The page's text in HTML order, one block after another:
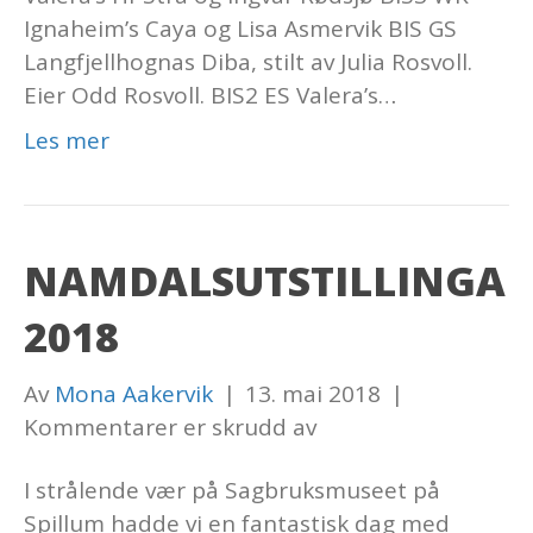
Ignaheim’s Caya og Lisa Asmervik BIS GS
Langfjellhognas Diba, stilt av Julia Rosvoll.
Eier Odd Rosvoll. BIS2 ES Valera’s…
Les mer
NAMDALSUTSTILLINGA
2018
Av Mona Aakervik | 13. mai 2018 |
Kommentarer er skrudd avfor
2018
I strålende vær på Sagbruksmuseet på
Spillum hadde vi en fantastisk dag med